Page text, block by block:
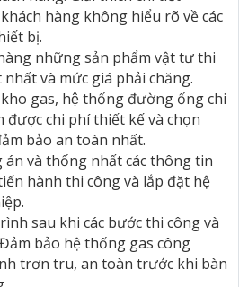
hàng không hiểu rõ về các
bị.
những sản phẩm vật tư thi
và mức giá phải chăng.
gas, hệ thống đường ống chi
được chi phí thiết kế và chọn
bảo an toàn nhất.
và thống nhất các thông tin
hành thi công và lắp đặt hệ
sau khi các bước thi công và
bảo hệ thống gas công
trơn tru, an toàn trước khi bàn